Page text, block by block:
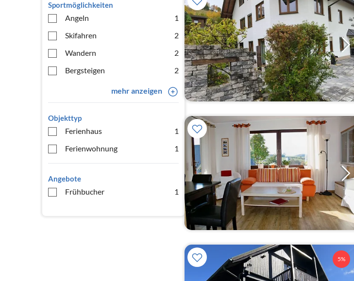
Sportmöglichkeiten
Angeln
1
Skifahren
2
Wandern
2
Bergsteigen
2
mehr anzeigen
Objekttyp
Ferienhaus
1
Ferienwohnung
1
Angebote
Frühbucher 1
5%